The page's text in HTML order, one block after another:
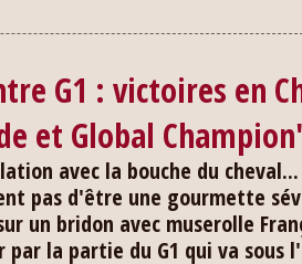
G1 : victoires en
et Global
avec la bouche du
pas d'être une gourmette
un bridon avec muserolle
par la partie du G1 qui va